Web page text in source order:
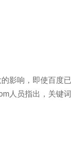
影响，即使百度
人员指出，关键